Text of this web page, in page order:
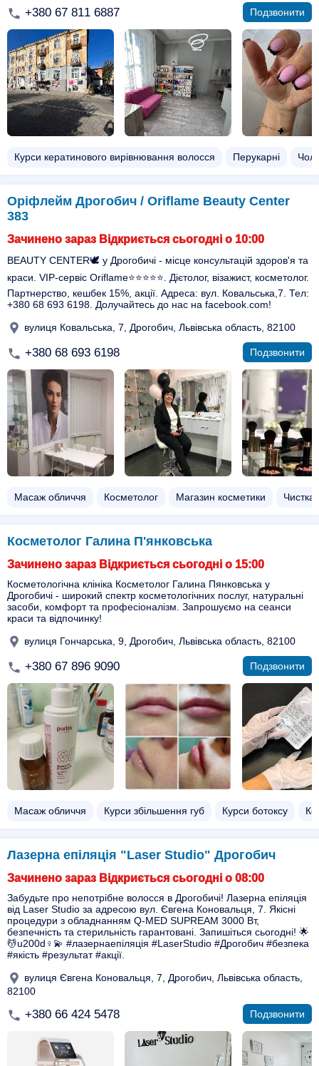
+380 67 811 6887 Подзвонити
Курси кератинового вирівнювання волосся Перукарні
Оріфлейм Дрогобич / Oriflame Beauty Center
383
Зачинено зараз Відкриється сьогодні о 10:00
BEAUTY CENTER🕊 у Дрогобичі - місце консультацій здоров'я та
краси. VIP-сервіс Oriflame⭐️⭐️⭐️⭐️⭐️. Дієтолог, візажист, косметолог.
Партнерство, кешбек 15%, акції. Адреса: вул. Ковальська,7. Тел:
+380 68 693 6198. Долучайтесь до нас на facebook.com!
вулиця Ковальська, 7, Дрогобич, Львівська область, 82100
+380 68 693 6198 Подзвонити
Масаж обличчя Косметолог Магазин косметики Чистка
Косметолог Галина П'янковська
Зачинено зараз Відкриється сьогодні о 15:00
Косметологічна клініка Косметолог Галина Пянковська у
Дрогобичі - широкий спектр косметологічних послуг, натуральні
засоби, комфорт та професіоналізм. Запрошуємо на сеанси
краси та відпочинку!
вулиця Гончарська, 9, Дрогобич, Львівська область, 82100
+380 67 896 9090 Подзвонити
Масаж обличчя Курси збільшення губ Курси ботоксу
Лазерна епіляція "Laser Studio" Дрогобич
Зачинено зараз Відкриється сьогодні о 08:00
Забудьте про непотрібне волосся в Дрогобичі! Лазерна епіляція
від Laser Studio за адресою вул. Євгена Коновальця, 7. Якісні
процедури з обладнанням Q-MED SUPREAM 3000 Вт,
безпечність та стерильність гарантовані. Запишіться сьогодні! 🌟
💆u200d♀️💫 #лазернаепіляція #LaserStudio #Дрогобич #безпека
#якість #результат #акції.
вулиця Євгена Коновальця, 7, Дрогобич, Львівська область,
82100
+380 66 424 5478 Подзвонити